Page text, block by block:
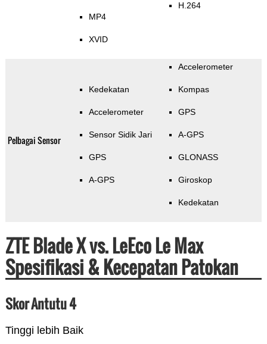
MP4
XVID
H.264
Pelbagai Sensor
Kedekatan
Accelerometer
Sensor Sidik Jari
GPS
A-GPS
Accelerometer
Kompas
GPS
A-GPS
GLONASS
Giroskop
Kedekatan
ZTE Blade X vs. LeEco Le Max
Spesifikasi & Kecepatan Patokan
Skor Antutu 4
Tinggi lebih Baik